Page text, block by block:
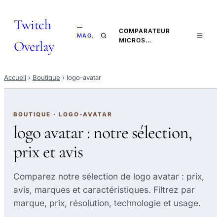
Twitch
Overlay
—
MAG.
COMPARATEUR
MICROS…
Accueil › Boutique › logo-avatar
BOUTIQUE · LOGO-AVATAR
logo avatar : notre sélection,
prix et avis
Comparez notre sélection de logo avatar : prix,
avis, marques et caractéristiques. Filtrez par
marque, prix, résolution, technologie et usage.